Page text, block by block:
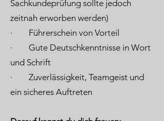
Sachkundeprüfung sollte jedoch
zeitnah erworben werden)
· Führerschein von Vorteil
· Gute Deutschkenntnisse in Wort
und Schrift
· Zuverlässigkeit, Teamgeist und
ein sicheres Auftreten